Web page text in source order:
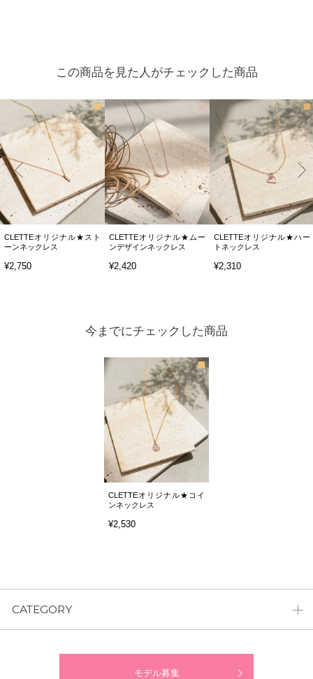
この商品を見た人がチェックした商品
CLETTEオリジナル★スト
ーンネックレス
¥2,750
CLETTEオリジナル★ムー
ンデザインネックレス
¥2,420
CLETTEオリジナル★ハー
トネックレス
¥2,310
今までにチェックした商品
CLETTEオリジナル★コイ
ンネックレス
¥2,530
CATEGORY
モデル募集